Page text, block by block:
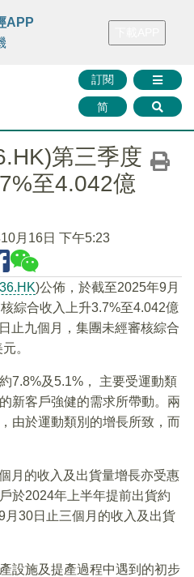
FINMETA 財華證券 媒體矩陣
訂閱
简
APP
第三季度
至4.042億
月16日 下午5:23
)公佈，於截至2025年9月
綜合收入上升3.7%至4.042億
止九個月，集團未經審核綜合
。
7.8%及5.1%， 主要受運動類
新客戶強健的需求所帶動。兩
由於運動類別的增長所致，而
月的收入及出貨量增長亦受惠
於2024年上半年提前出貨約
30日止三個月的收入及出貨
設施及提產過程中遇到的初步